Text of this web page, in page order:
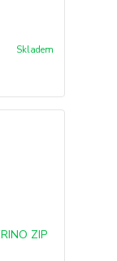
Skladem